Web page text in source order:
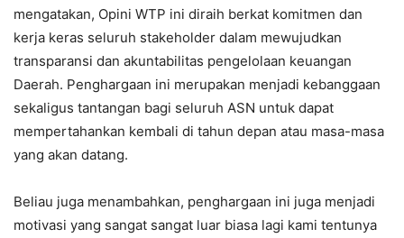
mengatakan, Opini WTP ini diraih berkat komitmen dan
kerja keras seluruh stakeholder dalam mewujudkan
transparansi dan akuntabilitas pengelolaan keuangan
Daerah. Penghargaan ini merupakan menjadi kebanggaan
sekaligus tantangan bagi seluruh ASN untuk dapat
mempertahankan kembali di tahun depan atau masa-masa
yang akan datang.
Beliau juga menambahkan, penghargaan ini juga menjadi
motivasi yang sangat sangat luar biasa lagi kami tentunya